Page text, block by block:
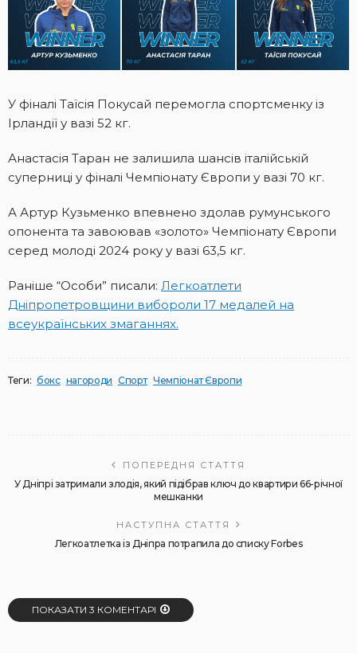
У фіналі Таїсія Покусай перемогла спортсменку із
Ірландії у вазі 52 кг.
Анастасія Таран не залишила шансів італійській
суперниці у фіналі Чемпіонату Європи у вазі 70 кг.
А Артур Кузьменко впевнено здолав румунського
опонента та завоював «золото» Чемпіонату Європи
серед молоді 2024 року у вазі 63,5 кг.
Раніше “Особи” писали: Легкоатлети
Дніпропетровщини вибороли 17 медалей на
всеукраїнських змаганнях.
Теги: бокс нагороди Спорт Чемпіонат Європи
ПОПЕРЕДНЯ СТАТТЯ
У Дніпрі затримали злодія, який підібрав ключ до квартири 66-річної
мешканки
НАСТУПНА СТАТТЯ
Легкоатлетка із Дніпра потрапила до списку Forbes
ПОКАЗАТИ 3 КОМЕНТАРІ